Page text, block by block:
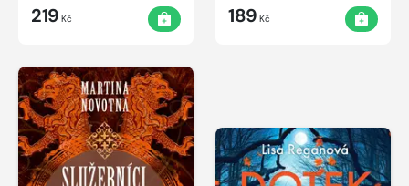
219 Kč 189 Kč